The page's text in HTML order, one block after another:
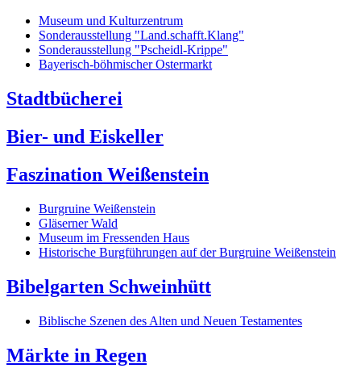
Museum und Kulturzentrum
Sonderausstellung "Land.schafft.Klang"
Sonderausstellung "Pscheidl-Krippe"
Bayerisch-böhmischer Ostermarkt
Stadtbücherei
Bier- und Eiskeller
Faszination Weißenstein
Burgruine Weißenstein
Gläserner Wald
Museum im Fressenden Haus
Historische Burgführungen auf der Burgruine Weißenstein
Bibelgarten Schweinhütt
Biblische Szenen des Alten und Neuen Testamentes
Märkte in Regen